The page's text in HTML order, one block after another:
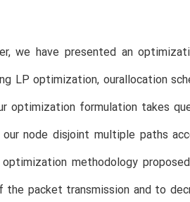
we have presented an
LP optimization, ourallocation
optimization formulation takes
node disjoint multiple paths
methodology
packet transmission and to